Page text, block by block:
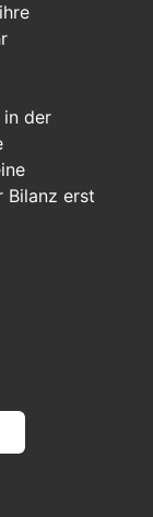
in der
Bilanz erst